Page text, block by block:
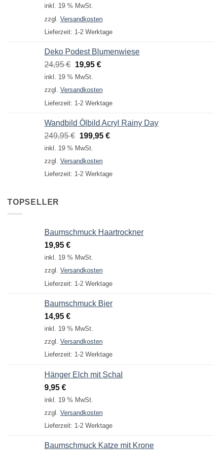
Preis
9,95 €4,95 €.
inkl. 19 % MwSt.
zzgl. Versandkosten
Lieferzeit: 1-2 Werktage
Deko Podest Blumenwiese
24,95€ Ursprünglicher
Preis
24,95 €
19,95 €Aktueller
19,95 €.
inkl. 19 % MwSt.
zzgl. Versandkosten
Lieferzeit: 1-2 Werktage
Wandbild Ölbild Acryl Rainy Day
249,95€ Ursprünglicher
Preis
249,95 €
199,95 €Aktueller
inkl. 19 % MwSt.
zzgl. Versandkosten
Lieferzeit: 1-2 Werktage
TOPSELLER
Baumschmuck Haartrockner
19,95 €
inkl. 19 % MwSt.
zzgl. Versandkosten
Lieferzeit: 1-2 Werktage
Baumschmuck Bier
14,95 €
inkl. 19 % MwSt.
zzgl. Versandkosten
Lieferzeit: 1-2 Werktage
Hänger Elch mit Schal
9,95 €
inkl. 19 % MwSt.
zzgl. Versandkosten
Lieferzeit: 1-2 Werktage
Baumschmuck Katze mit Krone